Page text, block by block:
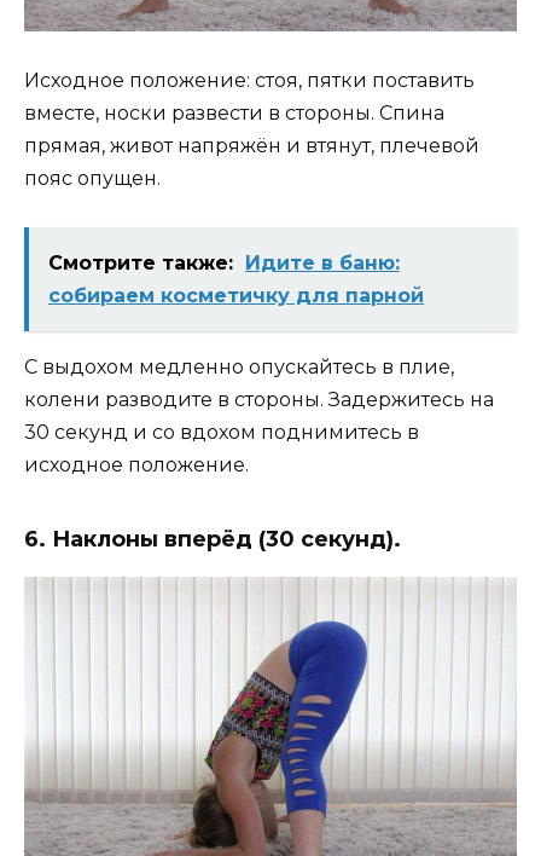
Исходное положение: стоя, пятки поставить
вместе, носки развести в стороны. Спина
прямая, живот напряжён и втянут, плечевой
пояс опущен.
Смотрите также: Идите в баню:
собираем косметичку для парной
С выдохом медленно опускайтесь в плие,
колени разводите в стороны. Задержитесь на
30 секунд и со вдохом поднимитесь в
исходное положение.
6. Наклоны вперёд (30 секунд).